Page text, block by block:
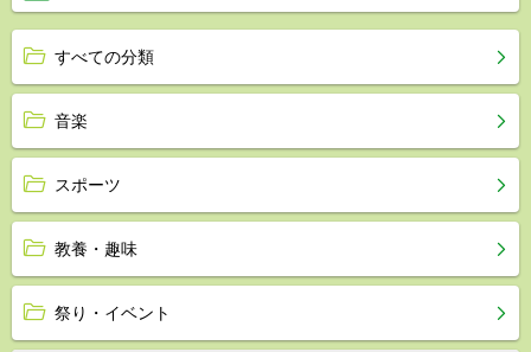
すべての分類
音楽
スポーツ
教養・趣味
祭り・イベント